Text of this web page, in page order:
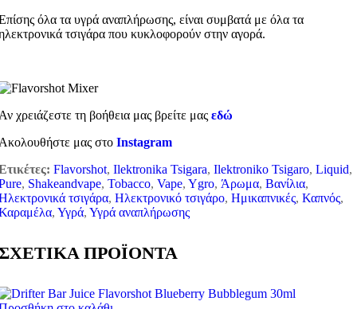
όλα τα υγρά αναπλήρωσης, είναι συμβατά με όλα τα
τσιγάρα που κυκλοφορούν στην αγορά.
χρειάζεστε τη βοήθεια μας βρείτε μας εδώ
μας στο Instagram
Flavorshot, Ilektronika Tsigara, Ilektroniko Tsigaro, Liquid,
, Shakeandvape, Tobacco, Vape, Ygro, Άρωμα, Βανίλια,
τσιγάρα, Ηλεκτρονικό τσιγάρο, Ημικαπνικές, Καπνός,
, Υγρά, Υγρά αναπλήρωσης
ΠΡΟΪΟΝΤΑ